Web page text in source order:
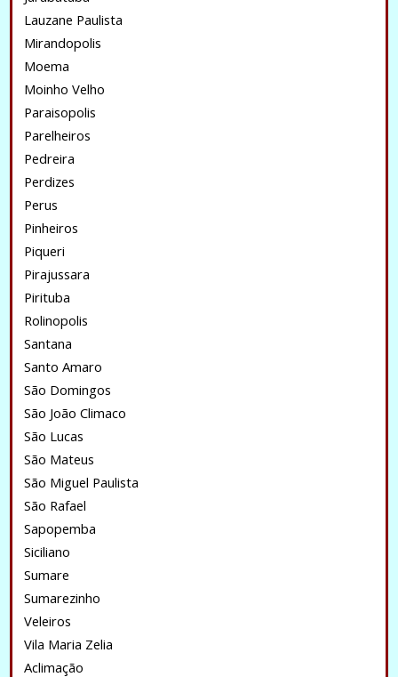
Lauzane Paulista
Mirandopolis
Moema
Moinho Velho
Paraisopolis
Parelheiros
Pedreira
Perdizes
Perus
Pinheiros
Piqueri
Pirajussara
Pirituba
Rolinopolis
Santana
Santo Amaro
São Domingos
São João Climaco
São Lucas
São Mateus
São Miguel Paulista
São Rafael
Sapopemba
Siciliano
Sumare
Sumarezinho
Veleiros
Vila Maria Zelia
Aclimação